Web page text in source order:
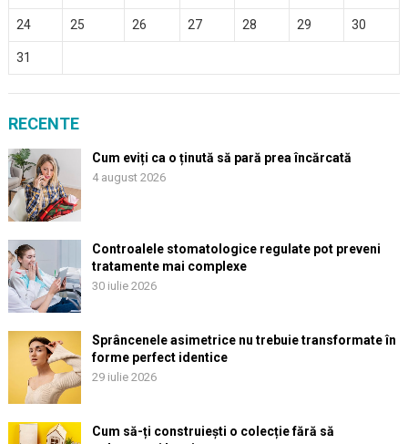
24 25 26 27 28 29 30
31
RECENTE
Cum eviți ca o ținută să pară prea încărcată
4 august 2026
Controalele stomatologice regulate pot preveni
tratamente mai complexe
30 iulie 2026
Sprâncenele asimetrice nu trebuie transformate în
forme perfect identice
29 iulie 2026
Cum să-ți construiești o colecție fără să